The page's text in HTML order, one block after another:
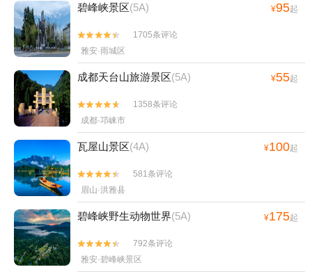
碧峰峡景区(5A) ¥95起


1705条评论
雅安·雨城区
成都天台山旅游景区(5A) ¥55起


1358条评论
成都·邛崃市
瓦屋山景区(4A) ¥100起


581条评论
眉山·洪雅县
碧峰峡野生动物世界(5A) ¥175起


792条评论
雅安·碧峰峡景区